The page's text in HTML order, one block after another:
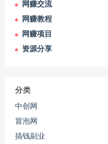
网赚交流
网赚教程
网赚项目
资源分享
分类
中创网
冒泡网
搞钱副业